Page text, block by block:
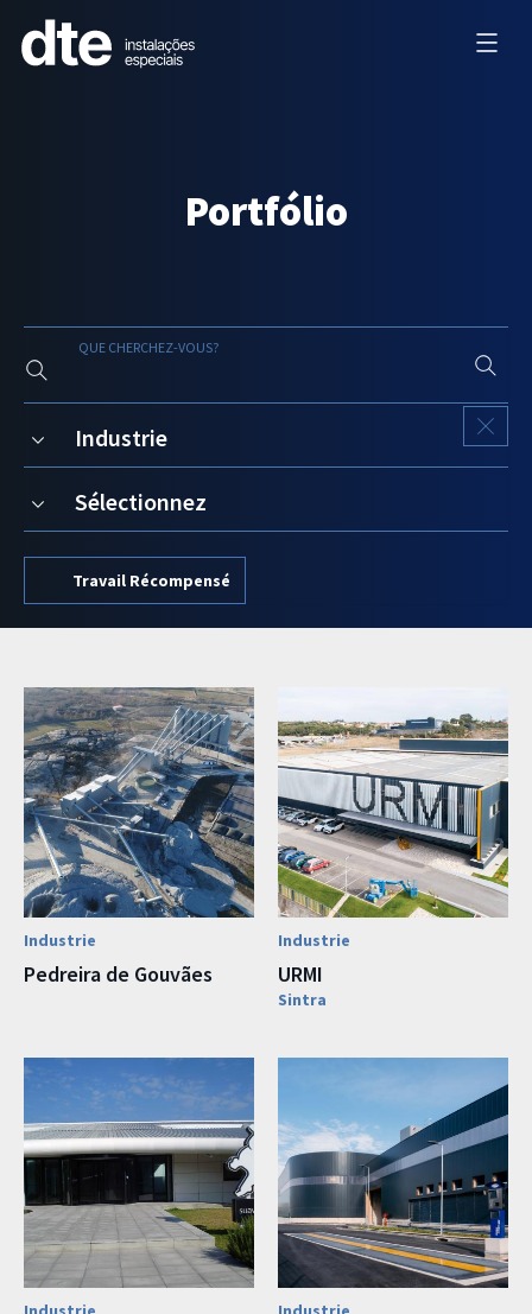
Portfólio
QUE CHERCHEZ-VOUS?
Industrie
Sélectionnez
Travail Récompensé
Industrie
Pedreira de Gouvães
Industrie
URMI
Sintra